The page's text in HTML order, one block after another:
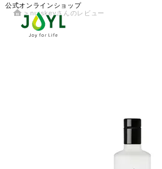
公式オンラインショップ
nutskeyさんのレビュー